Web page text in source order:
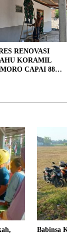
RENOVASI
KORAMIL
CAPAI 88
Babinsa